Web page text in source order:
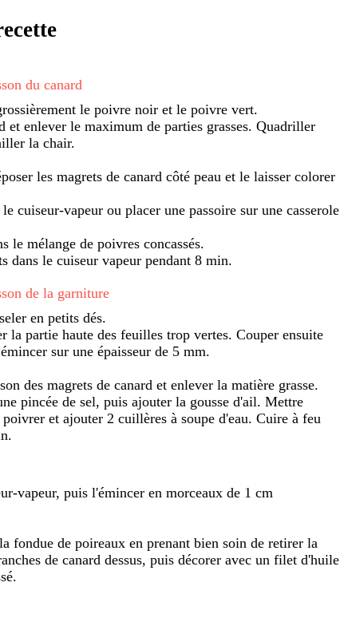
du canard
le poivre noir et le poivre vert.
et enlever le maximum de parties grasses. Quadriller
la chair.
les magrets de canard côté peau et le laisser colorer
cuiseur-vapeur ou placer une passoire sur une casserole
le mélange de poivres concassés.
dans le cuiseur vapeur pendant 8 min.
de la garniture
en petits dés.
la partie haute des feuilles trop vertes. Couper ensuite
sur une épaisseur de 5 mm.
des magrets de canard et enlever la matière grasse.
pincée de sel, puis ajouter la gousse d'ail. Mettre
et ajouter 2 cuillères à soupe d'eau. Cuire à feu
vapeur, puis l'émincer en morceaux de 1 cm
fondue de poireaux en prenant bien soin de retirer la
de canard dessus, puis décorer avec un filet d'huile